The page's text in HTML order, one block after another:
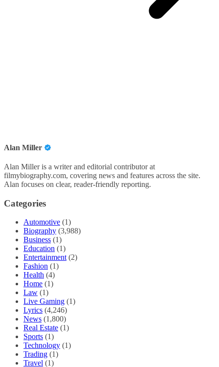
Alan Miller
Alan Miller is a writer and editorial contributor at
filmybiography.com, covering news and features across the site.
Alan focuses on clear, reader-friendly reporting.
Categories
Automotive (1)
Biography (3,988)
Business (1)
Education (1)
Entertainment(2)
Fashion (1)
Health (4)
Home (1)
Law (1)
Live Gaming (1)
Lyrics (4,246)
News (1,800)
Real Estate (1)
Sports (1)
Technology (1)
Trading (1)
Travel (1)